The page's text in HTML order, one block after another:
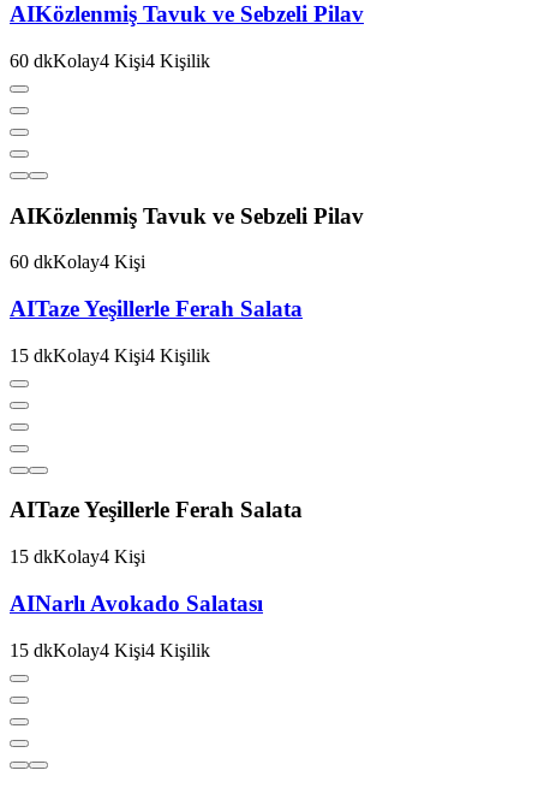
AIKözlenmiş Tavuk ve Sebzeli Pilav
60 dkKolay4 Kişi4 Kişilik
AIKözlenmiş Tavuk ve Sebzeli Pilav
60 dkKolay4 Kişi
AITaze Yeşillerle Ferah Salata
15 dkKolay4 Kişi4 Kişilik
AITaze Yeşillerle Ferah Salata
15 dkKolay4 Kişi
AINarlı Avokado Salatası
15 dkKolay4 Kişi4 Kişilik